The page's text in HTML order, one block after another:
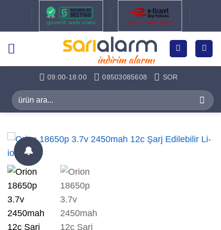
09:00-18:00 08503085608 SOR
Ara:
🔔